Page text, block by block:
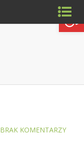
Open toolbar
BRAK KOMENTARZY